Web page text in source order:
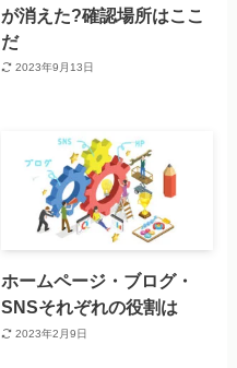
が消えた?確認場所はここ
だ
2023年9月13日
ホームページ・ブログ・
SNSそれぞれの役割は
2023年2月9日